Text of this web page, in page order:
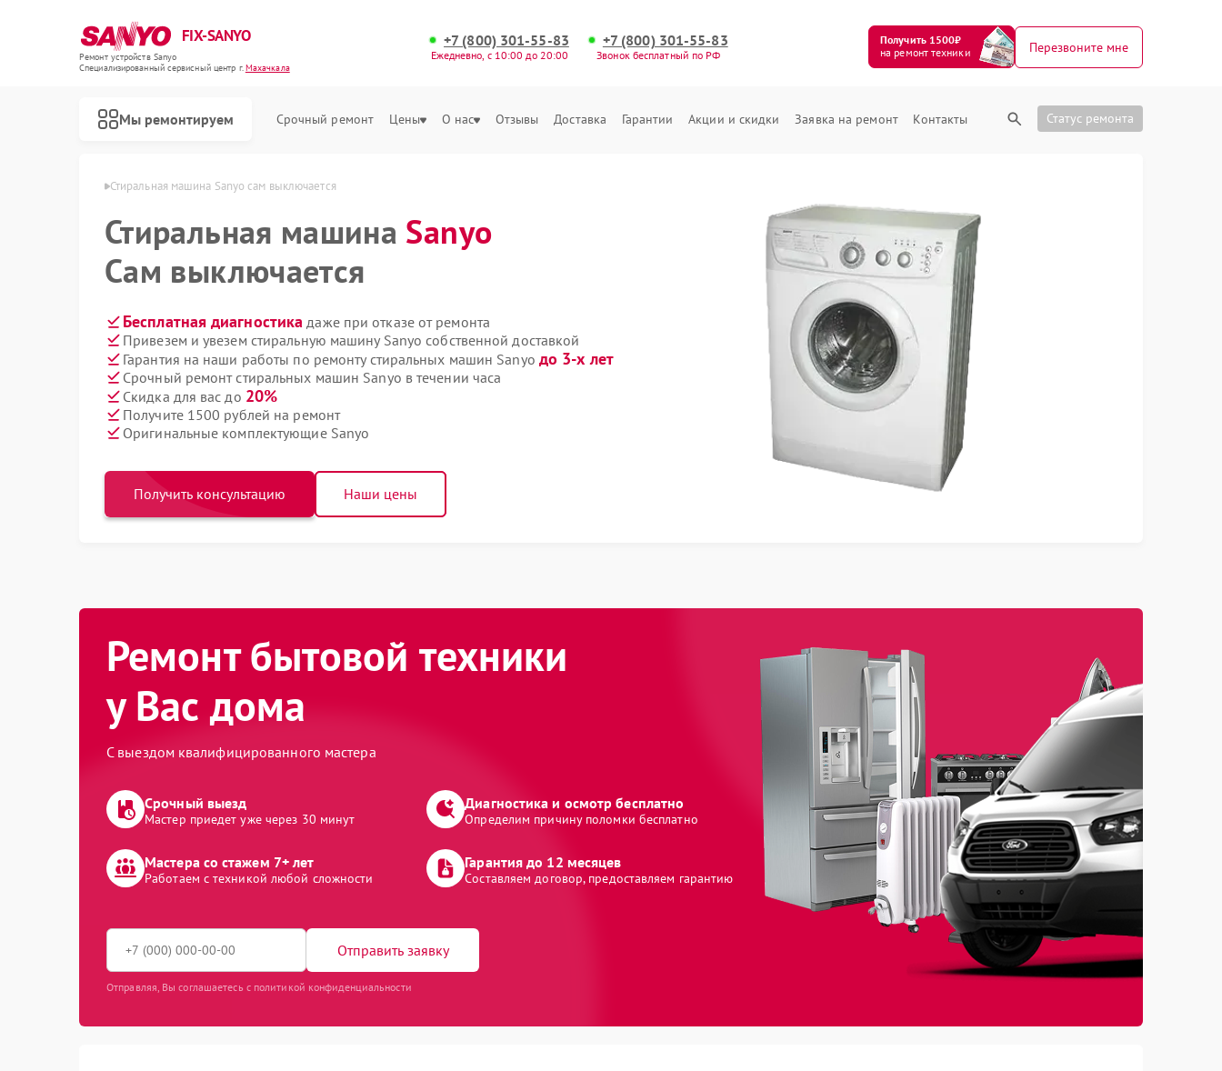
FIX-SANYO
Ремонт устройств Sanyo
Специализированный cервисный центр г.Махачкала
+7 (800) 301-55-83
Ежедневно, с 10:00 до 20:00
+7 (800) 301-55-83
Звонок бесплатный по РФ
Получить 1500₽
на ремонт техники
Перезвоните мне
Мы ремонтируем Срочный ремонт Цены О нас Отзывы Доставка Гарантии Акции и скидки Заявка на ремонт Контакты Статус ремонта
Стиральная машина Sanyo сам выключается
Стиральная машина Sanyo
Сам выключается
Бесплатная диагностика даже при отказе от ремонта
Привезем и увезем стиральную машину Sanyo собственной доставкой
Гарантия на наши работы по ремонту стиральных машин Sanyo до 3-х лет
Срочный ремонт стиральных машин Sanyo в течении часа
Скидка для вас до 20%
Получите 1500 рублей на ремонт
Оригинальные комплектующие Sanyo
Получить консультацию Наши цены
Ремонт бытовой техники
у Вас дома
С выездом квалифицированного мастера
Срочный выезд
Мастер приедет уже через 30 минут
Диагностика и осмотр бесплатно
Определим причину поломки бесплатно
Мастера со стажем 7+ лет
Работаем с техникой любой сложности
Гарантия до 12 месяцев
Составляем договор, предоставляем гарантию
Отправить заявку
Отправляя, Вы соглашаетесь с политикой конфиденциальности